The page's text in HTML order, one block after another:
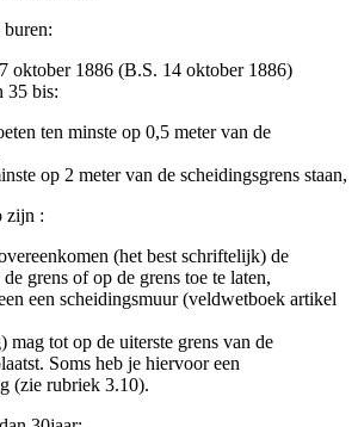
buren:
oktober 1886 (B.S. 14 oktober 1886)
35 bis:
ten minste op 0,5 meter van de
op 2 meter van de scheidingsgrens staan,
zijn :
(het best schriftelijk) de
grens of op de grens toe te laten,
een scheidingsmuur (veldwetboek artikel
mag tot op de uiterste grens van de
Soms heb je hiervoor een
(zie rubriek 3.10).